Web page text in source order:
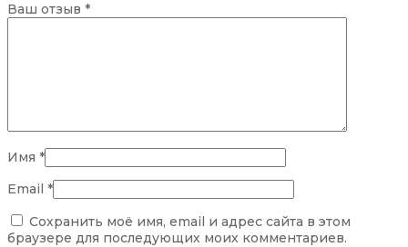
Ваш отзыв *
Имя *
Email *
Сохранить моё имя, email и адрес сайта в этом
браузере для последующих моих комментариев.